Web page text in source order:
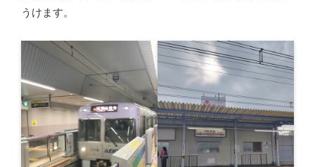
うけます。